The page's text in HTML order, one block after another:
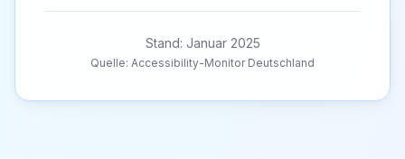
Stand: Januar 2025
Quelle: Accessibility-Monitor Deutschland